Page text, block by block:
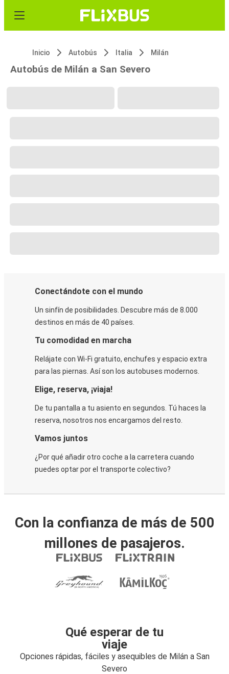
Inicio Autobús Italia Milán
Autobús de Milán a San Severo
Conectándote con el mundo
Un sinfín de posibilidades. Descubre más de 8.000
destinos en más de 40 países.
Tu comodidad en marcha
Relájate con Wi-Fi gratuito, enchufes y espacio extra
para las piernas. Así son los autobuses modernos.
Elige, reserva, ¡viaja!
De tu pantalla a tu asiento en segundos. Tú haces la
reserva, nosotros nos encargamos del resto.
Vamos juntos
¿Por qué añadir otro coche a la carretera cuando
puedes optar por el transporte colectivo?
Con la confianza de más de 500
millones de pasajeros.
Qué esperar de tu
viaje
Opciones rápidas, fáciles y asequibles de Milán a San
Severo